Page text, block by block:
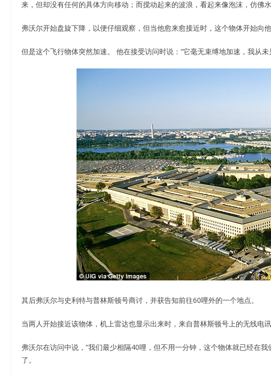
来，但却没有任何的具体方向移动；而搅动起来的波浪，看起来像泡沫，仿佛水
弗沃尔开始盘旋下降，以便仔细观察，但当他愈来愈接近时，这个物体开始向
但是这个飞行物体突然加速。 他在接受访问时说：“它毫无束缚地加速，我从未
其后弗沃尔与史利特与普林斯顿号商讨，并获告知前往60哩外的一个地点。
当两人开始接近该物体，机上雷达也显示出来时，来自普林斯顿号上的无线电
弗沃尔在访问中说，“我们最少相隔40哩，但不用一分钟，这个物体就已经在
了。